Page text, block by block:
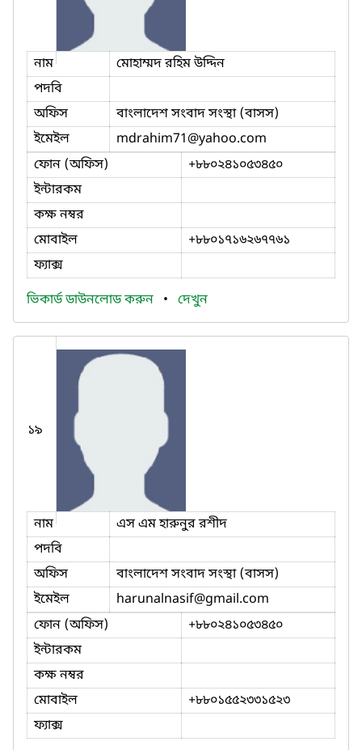
নাম
মোহাম্মদ রহিম উদ্দিন
পদবি
অফিস
বাংলাদেশ সংবাদ সংস্থা (বাসস)
ইমেইল
mdrahim71@yahoo.com
ফোন (অফিস)
+৮৮০২৪১০৫৩৪৫০
ইন্টারকম
কক্ষ নম্বর
মোবাইল
+৮৮০১৭১৬২৬৭৭৬১
ফ্যাক্স
ভিকার্ড ডাউনলোড করুন • দেখুন
১৯
নাম
এস এম হারুনুর রশীদ
পদবি
অফিস
বাংলাদেশ সংবাদ সংস্থা (বাসস)
ইমেইল
harunalnasif@gmail.com
ফোন (অফিস)
+৮৮০২৪১০৫৩৪৫০
ইন্টারকম
কক্ষ নম্বর
মোবাইল
+৮৮০১৫৫২৩৩১৫২৩
ফ্যাক্স